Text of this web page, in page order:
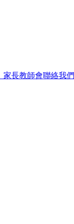
家長教師會聯絡我們